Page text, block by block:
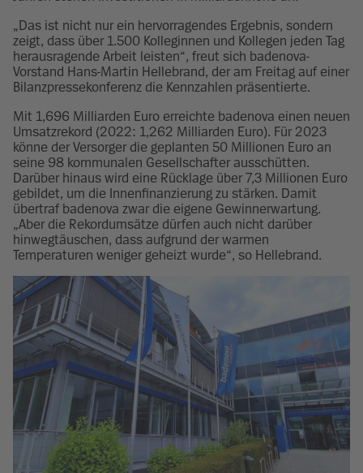
„Das ist nicht nur ein hervorragendes Ergebnis, sondern
zeigt, dass über 1.500 Kolleginnen und Kollegen jeden Tag
herausragende Arbeit leisten“, freut sich badenova-
Vorstand Hans-Martin Hellebrand, der am Freitag auf einer
Bilanzpressekonferenz die Kennzahlen präsentierte.
Mit 1,696 Milliarden Euro erreichte badenova einen neuen
Umsatzrekord (2022: 1,262 Milliarden Euro). Für 2023
könne der Versorger die geplanten 50 Millionen Euro an
seine 98 kommunalen Gesellschafter ausschütten.
Darüber hinaus wird eine Rücklage über 7,3 Millionen Euro
gebildet, um die Innenfinanzierung zu stärken. Damit
übertraf badenova zwar die eigene Gewinnerwartung.
„Aber die Rekordumsätze dürfen auch nicht darüber
hinwegtäuschen, dass aufgrund der warmen
Temperaturen weniger geheizt wurde“, so Hellebrand.